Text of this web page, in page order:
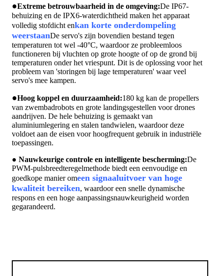
●Extreme betrouwbaarheid in de omgeving:De IP67-
behuizing en de IPX6-waterdichtheid maken het apparaat
volledig stofdicht enkan korte onderdompeling
weerstaanDe servo's zijn bovendien bestand tegen
temperaturen tot wel -40°C, waardoor ze probleemloos
functioneren bij vluchten op grote hoogte of op de grond bij
temperaturen onder het vriespunt. Dit is de oplossing voor het
probleem van 'storingen bij lage temperaturen' waar veel
servo's mee kampen.
●Hoog koppel en duurzaamheid:180 kg kan de propellers
van zwembadrobots en grote landingsgestellen voor drones
aandrijven. De hele behuizing is gemaakt van
aluminiumlegering en stalen tandwielen, waardoor deze
voldoet aan de eisen voor hoogfrequent gebruik in industriële
toepassingen.
● Nauwkeurige controle en intelligente bescherming:De
PWM-pulsbreedteregelmethode biedt een eenvoudige en
goedkope manier omeen signaaluitvoer van hoge
kwaliteit bereiken, waardoor een snelle dynamische
respons en een hoge aanpassingsnauwkeurigheid worden
gegarandeerd.